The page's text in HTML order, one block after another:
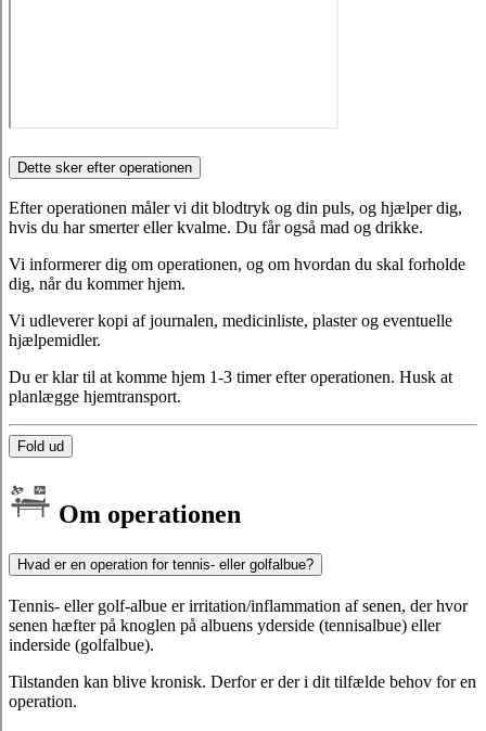
Dette sker efter operationen
Efter operationen måler vi dit blodtryk og din puls, og hjælper dig,
hvis du har smerter eller kvalme. Du får også mad og drikke.
Vi informerer dig om operationen, og om hvordan du skal forholde
dig, når du kommer hjem.
Vi udleverer kopi af journalen, medicinliste, plaster og eventuelle
hjælpemidler.
Du er klar til at komme hjem 1-3 timer efter operationen. Husk at
planlægge hjemtransport.
Fold ud
Om operationen
Hvad er en operation for tennis- eller golfalbue?
Tennis- eller golf-albue er irritation/inflammation af senen, der hvor
senen hæfter på knoglen på albuens yderside (tennisalbue) eller
inderside (golfalbue).
Tilstanden kan blive kronisk. Derfor er der i dit tilfælde behov for en
operation.